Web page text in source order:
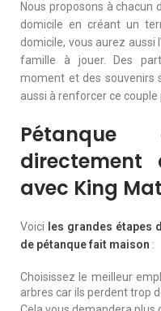
Nous proposons à chacun
domicile en créant un
domicile, vous aurez aussi
famille à jouer. Des
moment et des souvenirs
aussi à renforcer ce
Pétanque
avec King
Voici les grandes étapes
de pétanque fait maison :
Choisissez le meilleur
arbres car ils perdent trop